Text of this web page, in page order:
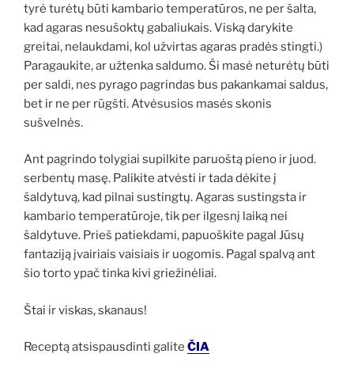
tyrė turėtų būti kambario temperatūros, ne per šalta,
kad agaras nesušoktų gabaliukais. Viską darykite
greitai, nelaukdami, kol užvirtas agaras pradės stingti.)
Paragaukite, ar užtenka saldumo. Ši masė neturėtų būti
per saldi, nes pyrago pagrindas bus pakankamai saldus,
bet ir ne per rūgšti. Atvėsusios masės skonis
sušvelnės.
Ant pagrindo tolygiai supilkite paruoštą pieno ir juod.
serbentų masę. Palikite atvėsti ir tada dėkite į
šaldytuvą, kad pilnai sustingtų. Agaras sustingsta ir
kambario temperatūroje, tik per ilgesnį laiką nei
šaldytuve. Prieš patiekdami, papuoškite pagal Jūsų
fantaziją įvairiais vaisiais ir uogomis. Pagal spalvą ant
šio torto ypač tinka kivi griežinėliai.
Štai ir viskas, skanaus!
Receptą atsispausdinti galite ČIA